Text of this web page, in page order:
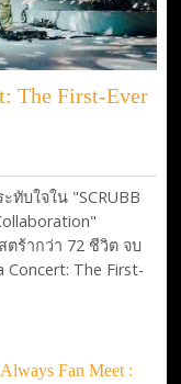
The First-Ever
ทับใจใน "SCRUBB
ตร้ากว่า 72 ชีวิต จบ
Concert: The First-
Fan Meet :